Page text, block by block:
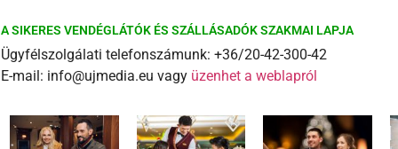
A SIKERES VENDÉGLÁTÓK ÉS SZÁLLÁSADÓK SZAKMAI LAPJA
Ügyfélszolgálati telefonszámunk: +36/20-42-300-42
E-mail: info@ujmedia.eu vagy üzenhet a weblapról